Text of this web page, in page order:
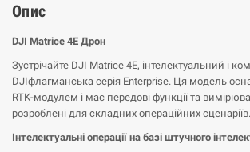
Опис
DJI Matrice 4E Дрон
Зустрічайте DJI Matrice 4E, інтелектуальний і
DJIфлагманська серія Enterprise. Ця модель
RTK-модулем і має передові функції та
розроблені для складних операційних сценаріїв.
Інтелектуальні операції на базі штучного